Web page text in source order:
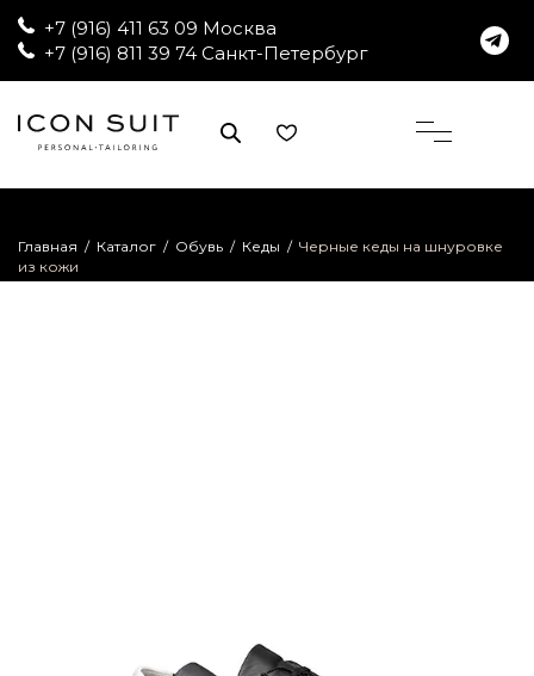
+7 (916) 411 63 09 Москва
+7 (916) 811 39 74 Санкт-Петербург
Главная / Каталог / Обувь / Кеды / Черные кеды на шнуровке
из кожи